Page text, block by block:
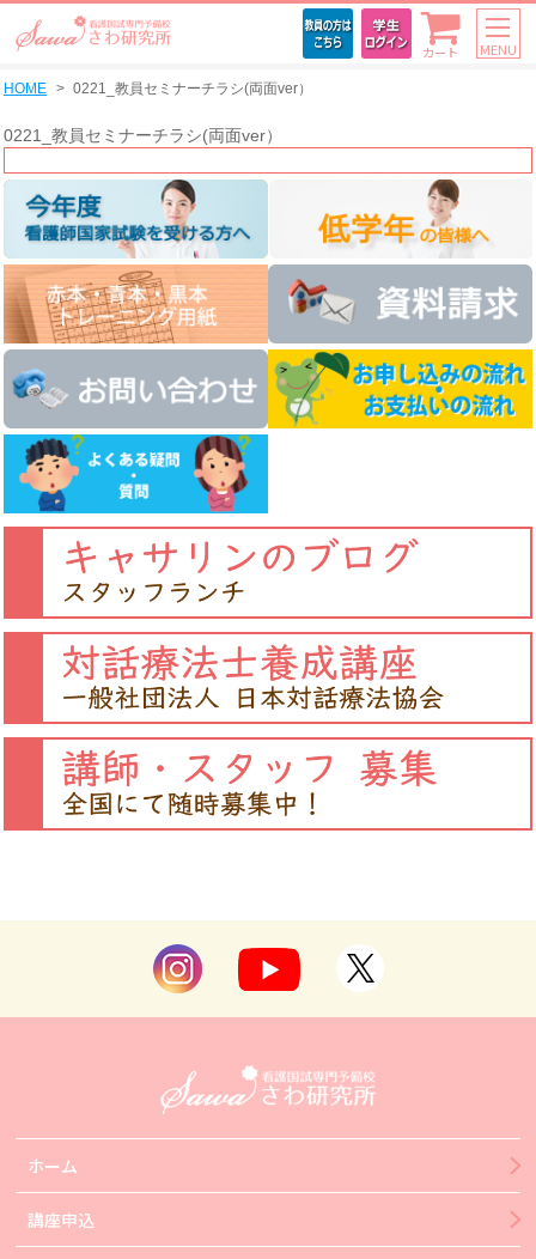
カート MENU
HOME 0221_教員セミナーチラシ(両面ver）
0221_教員セミナーチラシ(両面ver）
ホーム
講座申込